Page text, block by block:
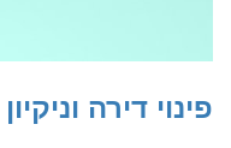
פינוי דירה וניקיון